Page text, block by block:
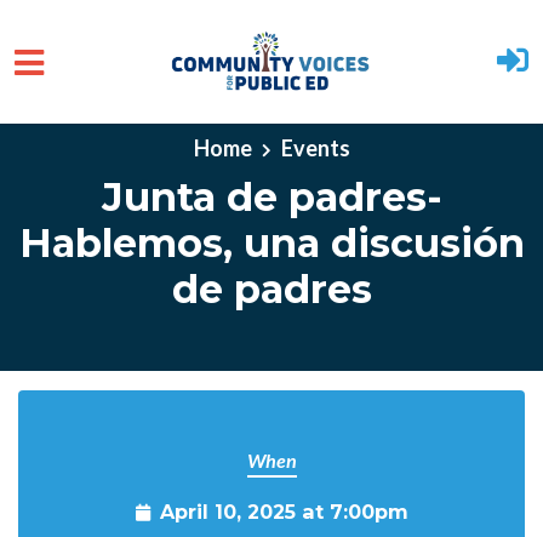
Skip to main content
Home Events
Junta de padres-
Hablemos, una discusión
de padres
When
April 10, 2025 at 7:00pm